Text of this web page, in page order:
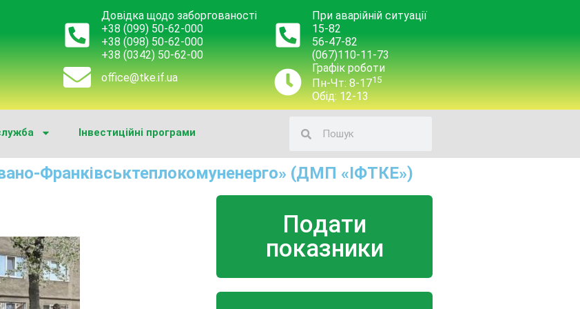
Довідка щодо заборгованості
+38 (099) 50-62-000
+38 (098) 50-62-000
+38 (0342) 50-62-00
office@tke.if.ua
При аварійній ситуації
15-82
56-47-82
(067)110-11-73
Графік роботи
Пн-Чт: 8-1715
Обід: 12-13
Інвестиційні програми
Франківськтеплокомуненерго» (ДМП «ІФТКЕ»)
Подати
показники